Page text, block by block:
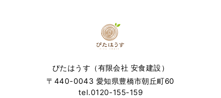
ぴたはうす（有限会社 安食建設）
〒440-0043 愛知県豊橋市朝丘町60
tel.0120-155-159